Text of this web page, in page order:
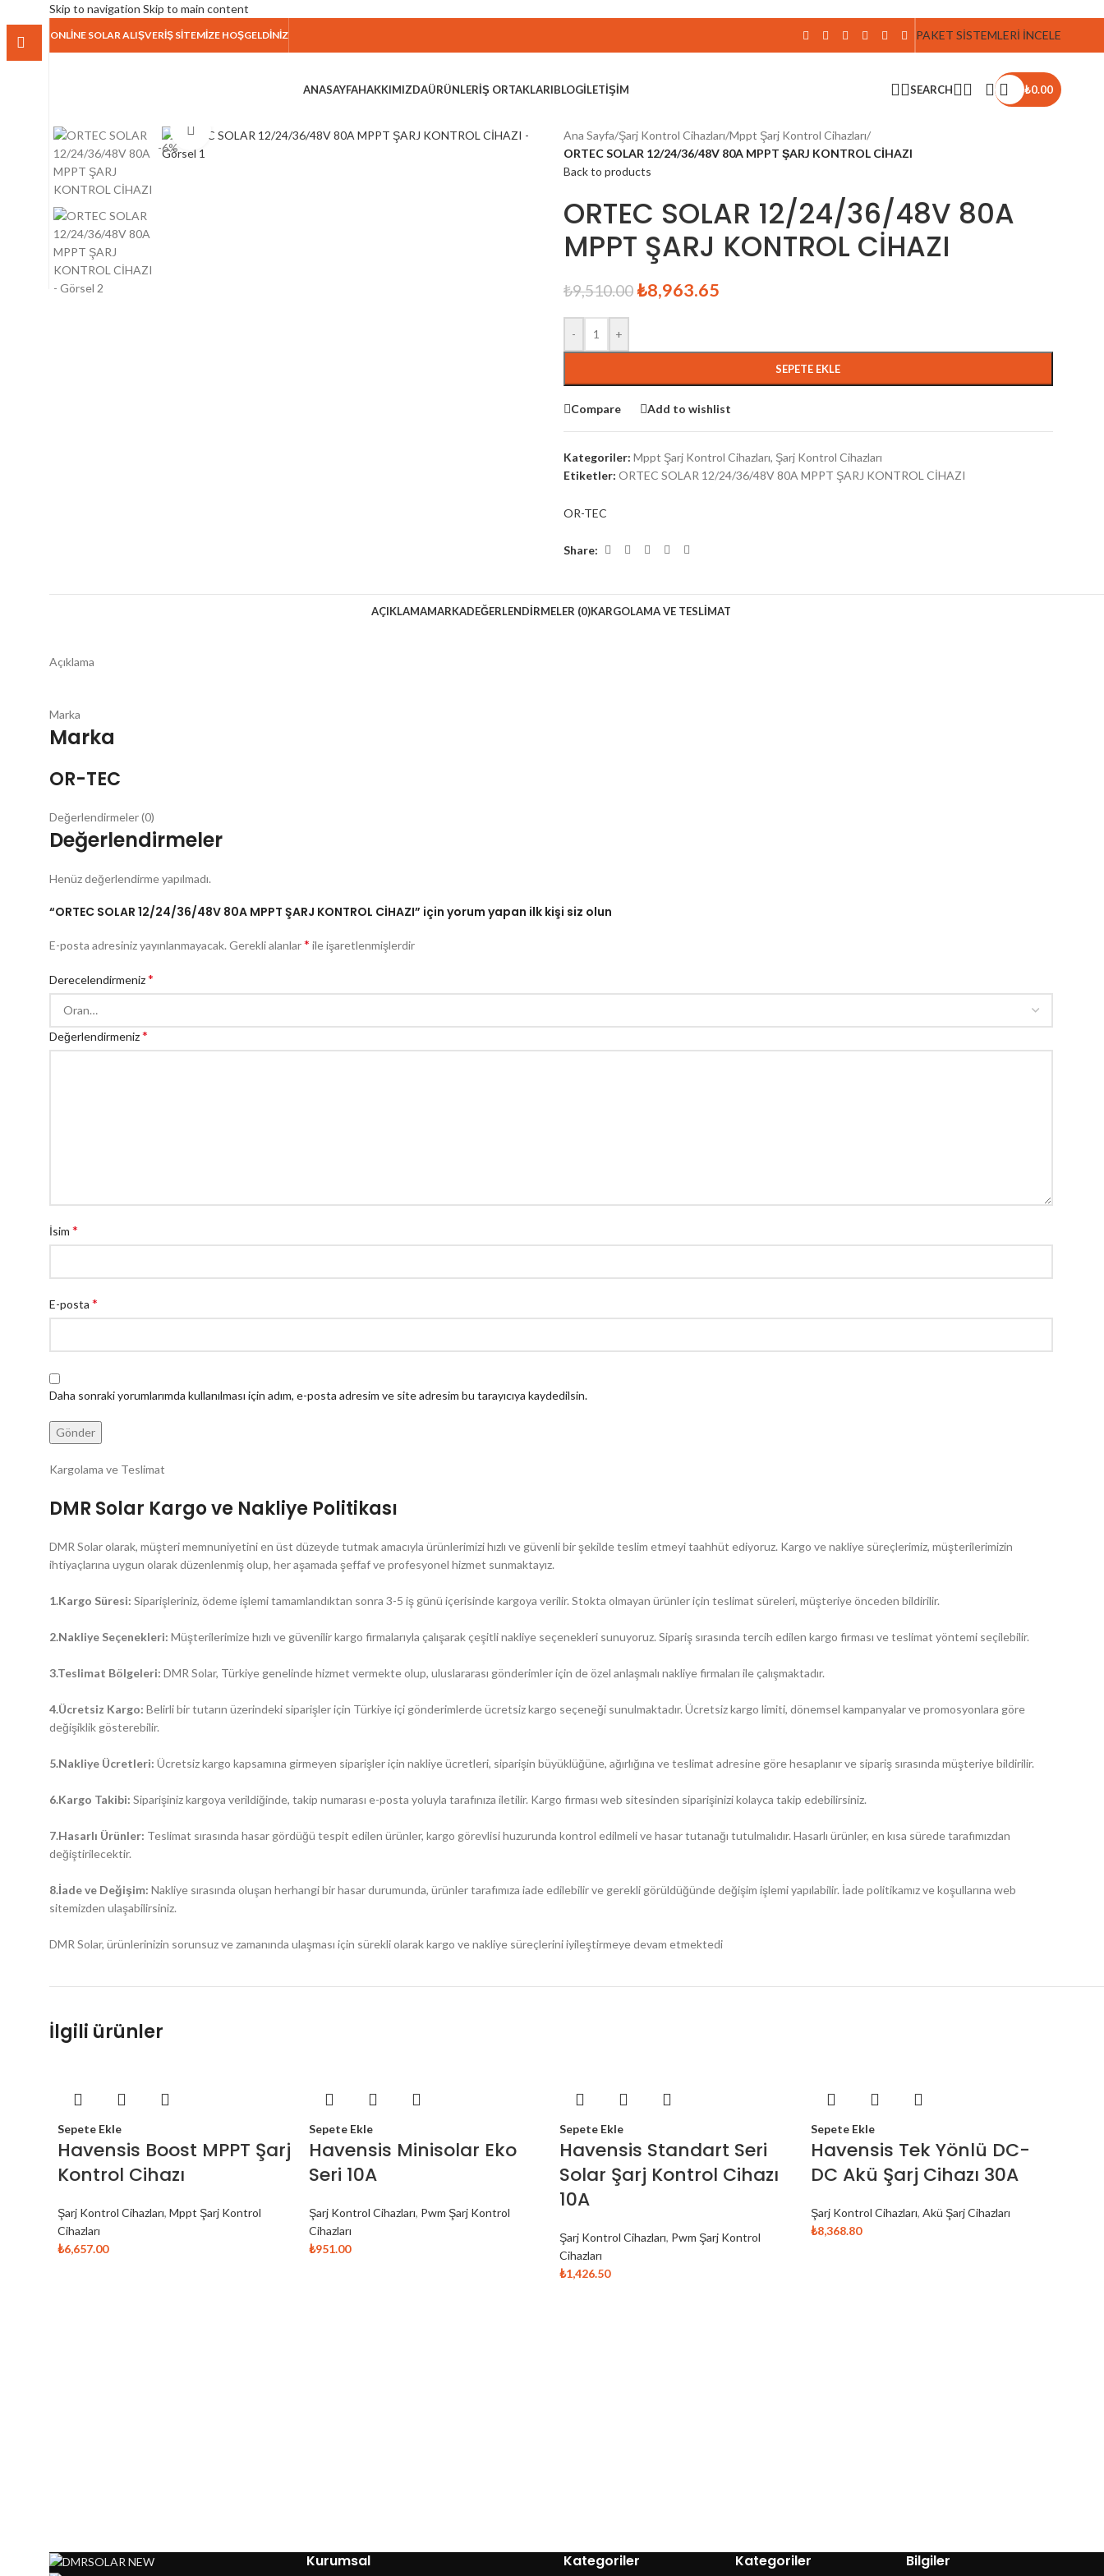
Skip to navigation Skip to main content
ONLİNE SOLAR ALIŞVERİŞ SİTEMİZE HOŞGELDİNİZ PAKET SİSTEMLERİ İNCELE
ANASAYFAHAKKIMIZDAÜRÜNLERİŞ ORTAKLARIBLOGİLETIŞIM SEARCH ₺0.00
-6%
Click to enlarge Ana Sayfa/Şarj Kontrol Cihazları/Mppt Şarj Kontrol Cihazları/
ORTEC SOLAR 12/24/36/48V 80A MPPT ŞARJ KONTROL CİHAZI
Back to products
ORTEC SOLAR 12/24/36/48V 80A
MPPT ŞARJ KONTROL CİHAZI
₺9,510.00 ₺8,963.65
- +
SEPETE EKLE
Compare Add to wishlist
Kategoriler: Mppt Şarj Kontrol Cihazları, Şarj Kontrol Cihazları
Etiketler: ORTEC SOLAR 12/24/36/48V 80A MPPT ŞARJ KONTROL CİHAZI
OR-TEC
Share:
AÇIKLAMAMARKADEĞERLENDIRMELER (0)KARGOLAMA VE TESLIMAT
Açıklama
Marka
Marka
OR-TEC
Değerlendirmeler (0)
Değerlendirmeler
Henüz değerlendirme yapılmadı.
“ORTEC SOLAR 12/24/36/48V 80A MPPT ŞARJ KONTROL CİHAZI” için yorum yapan ilk kişi siz olun
E-posta adresiniz yayınlanmayacak. Gerekli alanlar* ile işaretlenmişlerdir
Derecelendirmeniz*
Değerlendirmeniz*
İsim *
E-posta *
Daha sonraki yorumlarımda kullanılması için adım, e-posta adresim ve site adresim bu tarayıcıya kaydedilsin.
Kargolama ve Teslimat
DMR Solar Kargo ve Nakliye Politikası
DMR Solar olarak, müşteri memnuniyetini en üst düzeyde tutmak amacıyla ürünlerimizi hızlı ve güvenli bir şekilde teslim etmeyi taahhüt ediyoruz. Kargo ve nakliye süreçlerimiz, müşterilerimizin
ihtiyaçlarına uygun olarak düzenlenmiş olup, her aşamada şeffaf ve profesyonel hizmet sunmaktayız.
1.Kargo Süresi: Siparişleriniz, ödeme işlemi tamamlandıktan sonra 3-5 iş günü içerisinde kargoya verilir. Stokta olmayan ürünler için teslimat süreleri, müşteriye önceden bildirilir.
2.Nakliye Seçenekleri: Müşterilerimize hızlı ve güvenilir kargo firmalarıyla çalışarak çeşitli nakliye seçenekleri sunuyoruz. Sipariş sırasında tercih edilen kargo firması ve teslimat yöntemi seçilebilir.
3.Teslimat Bölgeleri: DMR Solar, Türkiye genelinde hizmet vermekte olup, uluslararası gönderimler için de özel anlaşmalı nakliye firmaları ile çalışmaktadır.
4.Ücretsiz Kargo: Belirli bir tutarın üzerindeki siparişler için Türkiye içi gönderimlerde ücretsiz kargo seçeneği sunulmaktadır. Ücretsiz kargo limiti, dönemsel kampanyalar ve promosyonlara göre
değişiklik gösterebilir.
5.Nakliye Ücretleri: Ücretsiz kargo kapsamına girmeyen siparişler için nakliye ücretleri, siparişin büyüklüğüne, ağırlığına ve teslimat adresine göre hesaplanır ve sipariş sırasında müşteriye bildirilir.
6.Kargo Takibi: Siparişiniz kargoya verildiğinde, takip numarası e-posta yoluyla tarafınıza iletilir. Kargo firması web sitesinden siparişinizi kolayca takip edebilirsiniz.
7.Hasarlı Ürünler: Teslimat sırasında hasar gördüğü tespit edilen ürünler, kargo görevlisi huzurunda kontrol edilmeli ve hasar tutanağı tutulmalıdır. Hasarlı ürünler, en kısa sürede tarafımızdan
değiştirilecektir.
8.İade ve Değişim: Nakliye sırasında oluşan herhangi bir hasar durumunda, ürünler tarafımıza iade edilebilir ve gerekli görüldüğünde değişim işlemi yapılabilir. İade politikamız ve koşullarına web
sitemizden ulaşabilirsiniz.
DMR Solar, ürünlerinizin sorunsuz ve zamanında ulaşması için sürekli olarak kargo ve nakliye süreçlerini iyileştirmeye devam etmektedi
İlgili ürünler
Sepete Ekle
Havensis Boost MPPT Şarj
Kontrol Cihazı
Şarj Kontrol Cihazları, Mppt Şarj Kontrol
Cihazları
₺6,657.00
Sepete Ekle
Havensis Minisolar Eko
Seri 10A
Şarj Kontrol Cihazları, Pwm Şarj Kontrol
Cihazları
₺951.00
Sepete Ekle
Havensis Standart Seri
Solar Şarj Kontrol Cihazı
10A
Şarj Kontrol Cihazları, Pwm Şarj Kontrol
Cihazları
₺1,426.50
Sepete Ekle
Havensis Tek Yönlü DC-
DC Akü Şarj Cihazı 30A
Şarj Kontrol Cihazları, Akü Şarj Cihazları
₺8,368.80
Kurumsal Kategoriler Kategoriler Bilgiler